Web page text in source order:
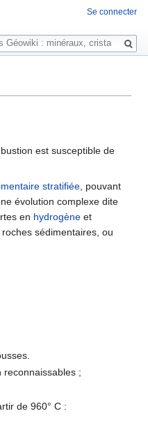
est susceptible de
stratifiée , pouvant
évolution complexe dite
en hydrogène et
sédimentaires, ou
reconnaissables ;
de 960° C :
Se connecter